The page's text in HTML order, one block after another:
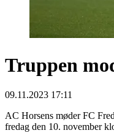
Truppen
09.11.2023 17:11
AC Horsens møder FC
fredag den 10. november